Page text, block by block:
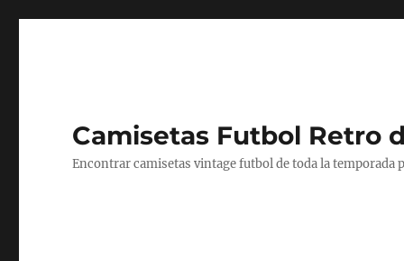
Camisetas Futbol Retro
Encontrar camisetas vintage futbol de toda la temporada